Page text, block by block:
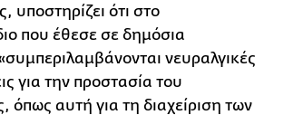
υποστηρίζει ότι στο
που έθεσε σε δημόσια
νευραλγικές
για την προστασία του
όπως αυτή για τη διαχείριση των